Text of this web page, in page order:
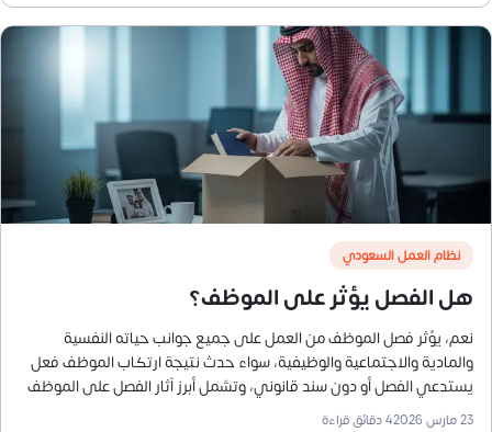
نظام العمل السعودي
هل الفصل يؤثر على الموظف؟
نعم، يؤثر فصل الموظف من العمل على جميع جوانب حياته النفسية
والمادية والاجتماعية والوظيفية، سواء حدث نتيجة ارتكاب الموظف فعل
يستدعي الفصل أو دون سند قانوني، وتشمل أبرز آثار الفصل على الموظف
ما يلي:
23 مارس 2026 4دقائق قراءة